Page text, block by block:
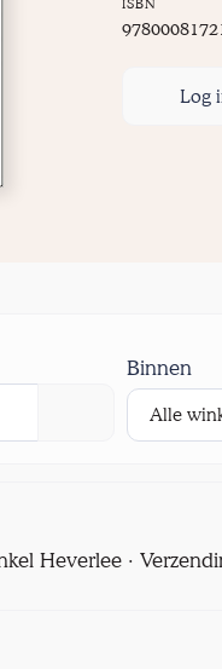
ISBN
Log
Binnen
Heverlee ·